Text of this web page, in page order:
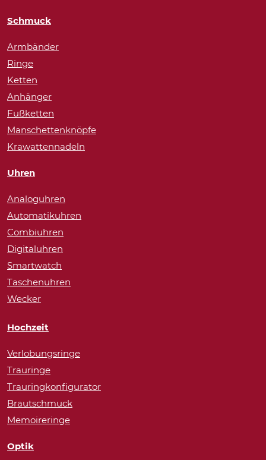
Schmuck
Armbänder
Ringe
Ketten
Anhänger
Fußketten
Manschettenknöpfe
Krawattennadeln
Uhren
Analoguhren
Automatikuhren
Combiuhren
Digitaluhren
Smartwatch
Taschenuhren
Wecker
Hochzeit
Verlobungsringe
Trauringe
Trauringkonfigurator
Brautschmuck
Memoireringe
Optik